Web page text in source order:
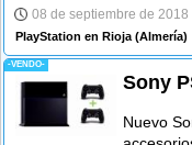
08 de septiembre de 2018
PlayStation en Rioja (Almería)
-VENDO-
Sony
Nuevo